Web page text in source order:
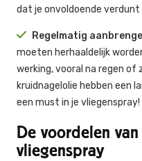
dat je onvoldoende verdunt
Regelmatig
moeten herhaaldelijk
werking, vooral na regen of
kruidnagelolie hebben een
een must in je vliegenspray!
De voordelen
vliegenspray